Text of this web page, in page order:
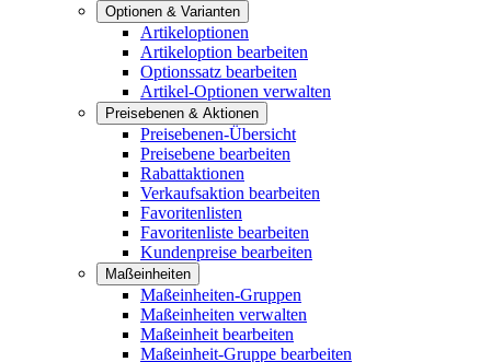
Optionen & Varianten
Artikeloptionen
Artikeloption bearbeiten
Optionssatz bearbeiten
Artikel-Optionen verwalten
Preisebenen & Aktionen
Preisebenen-Übersicht
Preisebene bearbeiten
Rabattaktionen
Verkaufsaktion bearbeiten
Favoritenlisten
Favoritenliste bearbeiten
Kundenpreise bearbeiten
Maßeinheiten
Maßeinheiten-Gruppen
Maßeinheiten verwalten
Maßeinheit bearbeiten
Maßeinheit-Gruppe bearbeiten